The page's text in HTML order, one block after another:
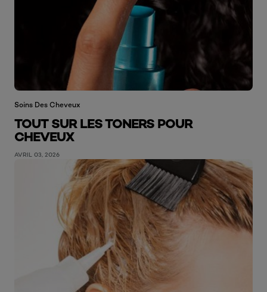
Soins Des Cheveux
TOUT SUR LES TONERS POUR
CHEVEUX
AVRIL 03, 2026